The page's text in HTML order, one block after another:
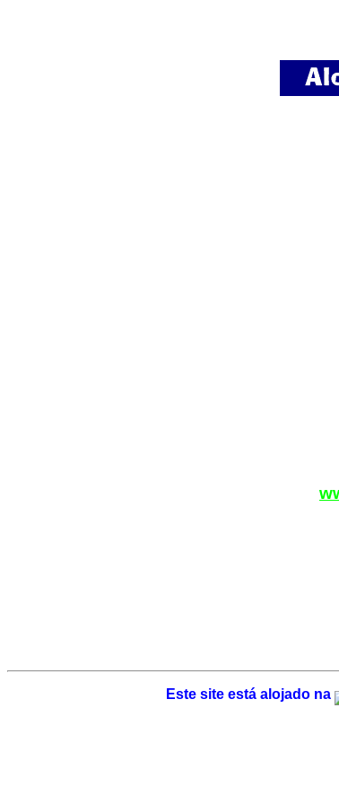
Este site está alojado na